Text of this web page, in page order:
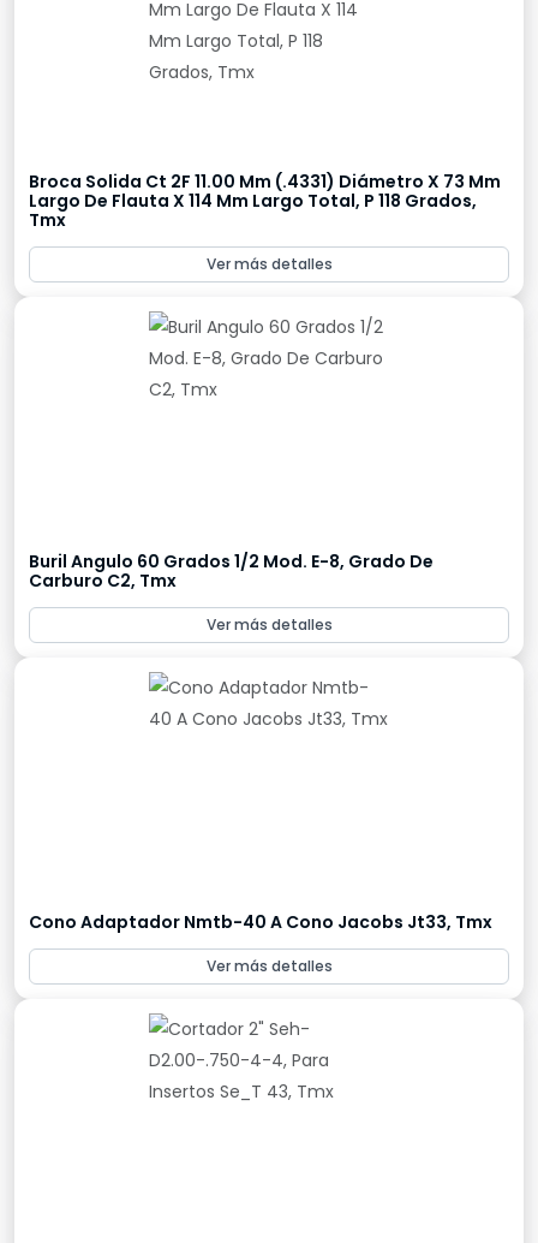
Broca Solida Ct 2F 11.00 Mm (.4331) Diámetro X 73 Mm
Largo De Flauta X 114 Mm Largo Total, P 118 Grados,
Tmx
Ver más detalles
Buril Angulo 60 Grados 1/2 Mod. E-8, Grado De
Carburo C2, Tmx
Ver más detalles
Cono Adaptador Nmtb-40 A Cono Jacobs Jt33, Tmx
Ver más detalles